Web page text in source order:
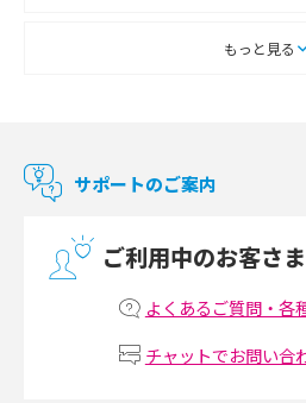
スマートテレビとは？特徴や選び方、使い
マンションで使えるWi-Fiは？種類ごとの特
マンションで光回線の利用を始める手順は
Wi-Fiルーターの設定方法をわかりやすく解
もっと見る
サポートのご案内
ご利用中のお客さま
よくあるご質問・各
チャットでお問い合